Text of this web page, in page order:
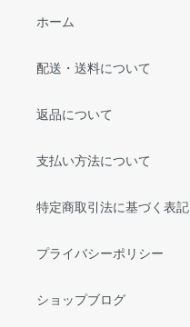
ホーム
配送・送料について
返品について
支払い方法について
特定商取引法に基づく表記
プライバシーポリシー
ショップブログ